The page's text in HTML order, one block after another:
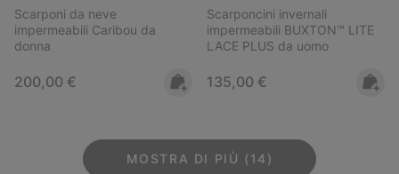
Scarponi da neve
impermeabili Caribou da
donna
Regular price:
200,00 €
Scarponcini invernali
impermeabili BUXTON™ LITE
LACE PLUS da uomo
Regular price:
135,00 €
MOSTRA DI PIÙ (14)